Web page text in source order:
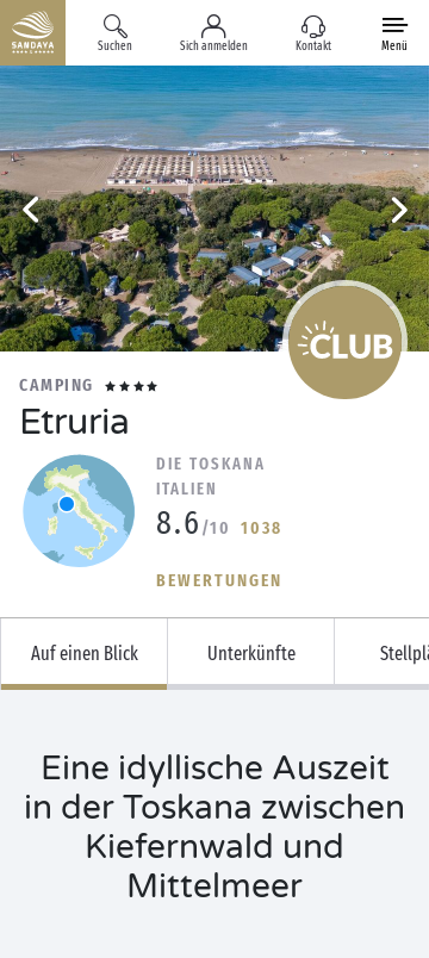
Suchen Sich anmelden Kontakt Menü
CAMPING
Etruria
DIE TOSKANA
ITALIEN
8.6 /10 1038
BEWERTUNGEN
Auf einen Blick Unterkünfte
Eine idyllische Auszeit
in der Toskana zwischen
Kiefernwald und
Mittelmeer